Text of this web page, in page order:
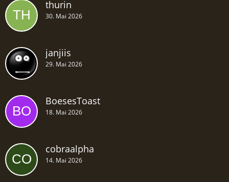
thurin
30. Mai 2026
janjiis
29. Mai 2026
BoesesToast
18. Mai 2026
cobraalpha
14. Mai 2026